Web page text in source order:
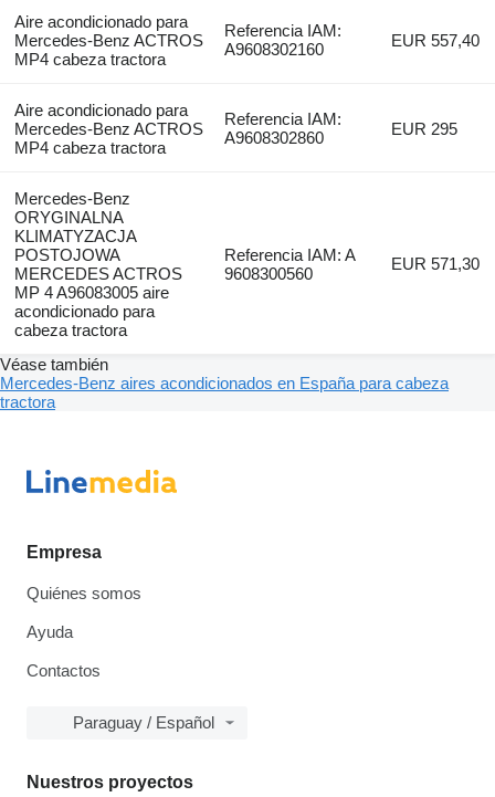
Aire acondicionado para
Mercedes-Benz ACTROS
MP4 cabeza tractora
Referencia IAM:
A9608302160
EUR 557,40
Aire acondicionado para
Mercedes-Benz ACTROS
MP4 cabeza tractora
Referencia IAM:
A9608302860
EUR 295
Mercedes-Benz
ORYGINALNA
KLIMATYZACJA
POSTOJOWA
MERCEDES ACTROS
MP 4 A96083005 aire
acondicionado para
cabeza tractora
Referencia IAM: A
9608300560
EUR 571,30
Véase también
Mercedes-Benz aires acondicionados en España para cabeza
tractora
Empresa
Quiénes somos
Ayuda
Contactos
Paraguay / Español
Nuestros proyectos